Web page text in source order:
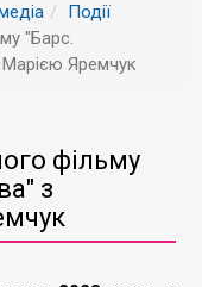
Події
"Барс.
Яремчук
фільму
з